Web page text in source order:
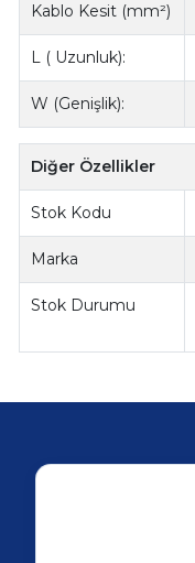
Kablo Kesit (mm²)
L ( Uzunluk):
W (Genişlik):
Diğer Özellikler
Stok Kodu
Marka
Stok Durumu